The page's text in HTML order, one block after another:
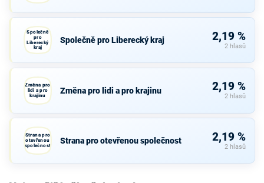
Společně
pro
Liberecký
kraj
Společně pro Liberecký kraj 2,19 %
2 hlasů
Změna pro
lidi a pro
krajinu
Změna pro lidi a pro krajinu 2,19 %
2 hlasů
Strana pro
otevřenou
společnost
Strana pro otevřenou společnost 2,19 %
2 hlasů